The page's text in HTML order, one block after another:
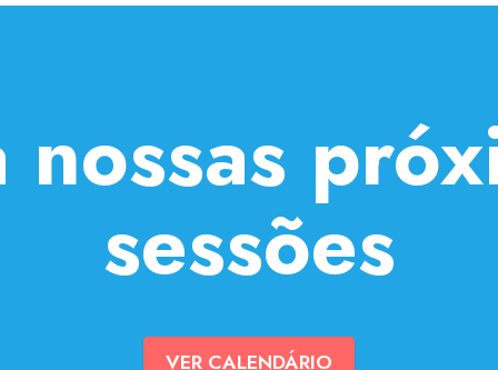
nossas
sessões
VER CALENDÁRIO